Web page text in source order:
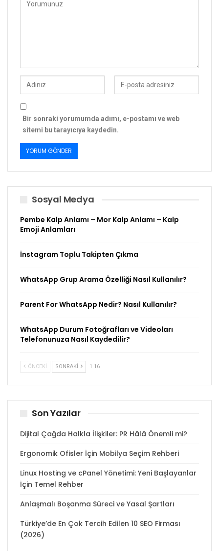
Bir sonraki yorumumda adımı, e-postamı ve web
sitemi bu tarayıcıya kaydedin.
Sosyal Medya
Pembe Kalp Anlamı – Mor Kalp Anlamı – Kalp
Emoji Anlamları
İnstagram Toplu Takipten Çıkma
WhatsApp Grup Arama Özelliği Nasıl Kullanılır?
Parent For WhatsApp Nedir? Nasıl Kullanılır?
WhatsApp Durum Fotoğrafları ve Videoları
Telefonunuza Nasıl Kaydedilir?
ÖNCEKI SONRAKI 1 16
Son Yazılar
Dijital Çağda Halkla İlişkiler: PR Hâlâ Önemli mi?
Ergonomik Ofisler İçin Mobilya Seçim Rehberi
Linux Hosting ve cPanel Yönetimi: Yeni Başlayanlar
İçin Temel Rehber
Anlaşmalı Boşanma Süreci ve Yasal Şartları
Türkiye’de En Çok Tercih Edilen 10 SEO Firması
(2026)